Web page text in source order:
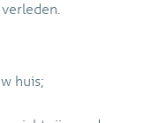
huis;